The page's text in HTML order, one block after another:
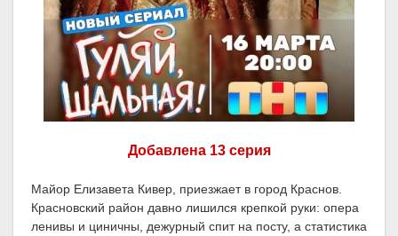
Добавлена 13 серия
Майор Елизавета Кивер, приезжает в город Краснов.
Красновский район давно лишился крепкой руки: опера
ленивы и циничны, дежурный спит на посту, а статистика